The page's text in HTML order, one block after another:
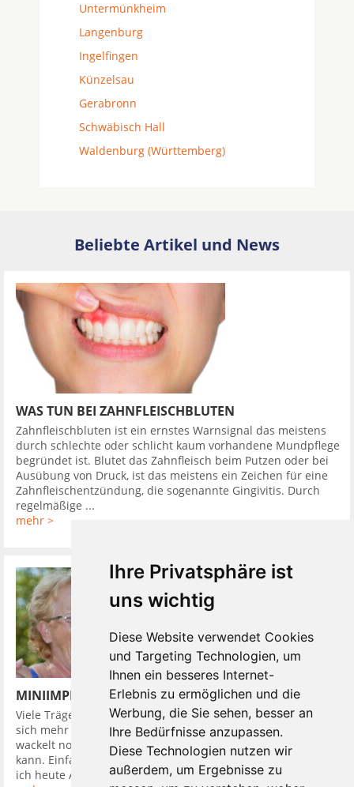
Ihre Privatsphäre ist
uns wichtig
Diese Website verwendet Cookies
und Targeting Technologien, um
Ihnen ein besseres Internet-
Erlebnis zu ermöglichen und die
Werbung, die Sie sehen, besser an
Ihre Bedürfnisse anzupassen.
Diese Technologien nutzen wir
außerdem, um Ergebnisse zu
Untermünkheim
Langenburg
Ingelfingen
Künzelsau
Gerabronn
Schwäbisch Hall
Waldenburg (Württemberg)
Beliebte Artikel und News
WAS TUN BEI ZAHNFLEISCHBLUTEN
Zahnfleischbluten ist ein ernstes Warnsignal das meistens
durch schlechte oder schlicht kaum vorhandene Mundpflege
begründet ist. Blutet das Zahnfleisch beim Putzen oder bei
Ausübung von Druck, ist das meistens ein Zeichen für eine
Zahnfleischentzündung, die sogenannte Gingivitis. Durch
regelmäßige ...
mehr >
MINIIMPLANTATE UND DIE PROTHESE SITZT
Viele Träger von herausnehmbaren Zahnprothesen wünschen
sich mehr Halt. Einen komfortablen Zahnersatz, der weder
wackelt noch drückt. Einen mit dem man wieder alles essen
kann. Einfach so wie früher, als man sich fragte: Worauf habe
ich heute Appetit? und ...